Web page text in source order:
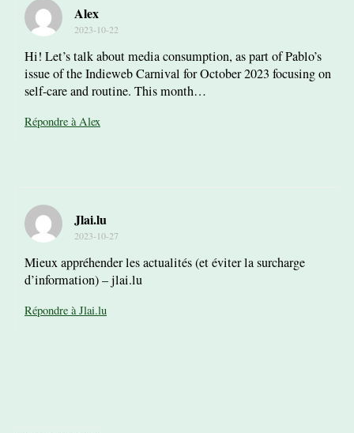
Alex
2023-10-22
Hi! Let’s talk about media consumption, as part of Pablo’s
issue of the Indieweb Carnival for October 2023 focusing on
self-care and routine. This month…
Répondre à Alex
Jlai.lu
2023-10-27
Mieux appréhender les actualités (et éviter la surcharge
d’information) – jlai.lu
Répondre à Jlai.lu